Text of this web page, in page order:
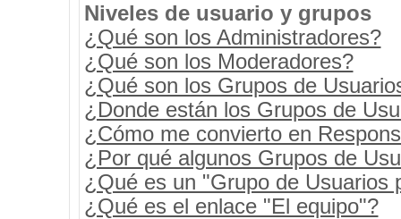
Niveles de usuario y grupos
¿Qué son los Administradores?
¿Qué son los Moderadores?
¿Qué son los Grupos de
¿Donde están los Grupos de
¿Cómo me convierto en
¿Por qué algunos Grupos de
¿Qué es un "Grupo de Usuarios
¿Qué es el enlace "El equipo"?